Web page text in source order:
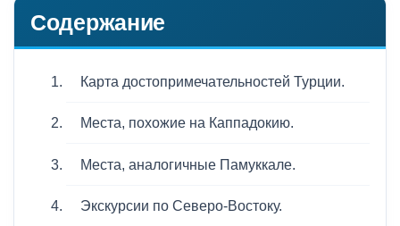
Содержание
Карта достопримечательностей Турции.
Места, похожие на Каппадокию.
Места, аналогичные Памуккале.
Экскурсии по Северо-Востоку.